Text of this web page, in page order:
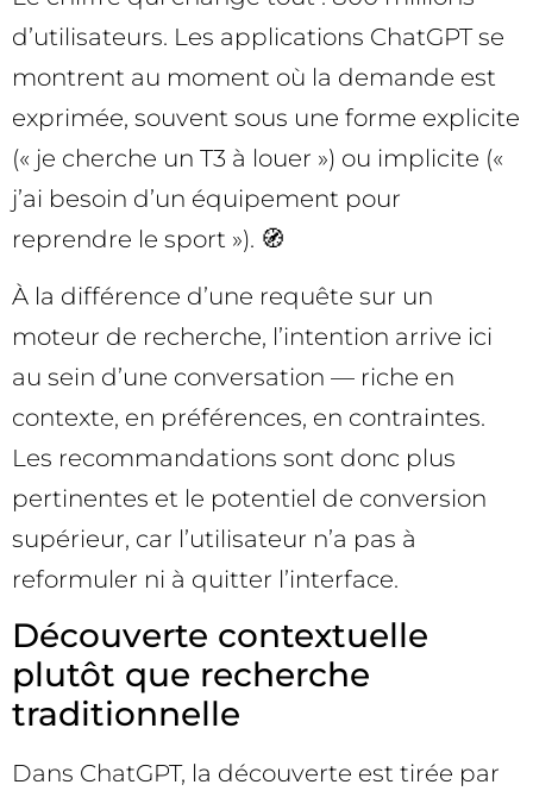
d’utilisateurs. Les applications ChatGPT se
montrent au moment où la demande est
exprimée, souvent sous une forme explicite
(« je cherche un T3 à louer ») ou implicite («
j’ai besoin d’un équipement pour
reprendre le sport »). 🧭
À la différence d’une requête sur un
moteur de recherche, l’intention arrive ici
au sein d’une conversation — riche en
contexte, en préférences, en contraintes.
Les recommandations sont donc plus
pertinentes et le potentiel de conversion
supérieur, car l’utilisateur n’a pas à
reformuler ni à quitter l’interface.
Découverte contextuelle
plutôt que recherche
traditionnelle
Dans ChatGPT, la découverte est tirée par